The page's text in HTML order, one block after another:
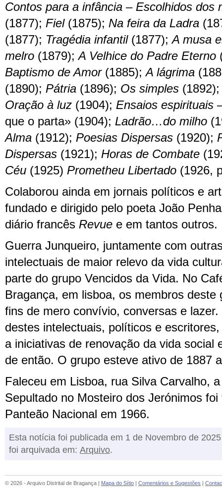
Contos para a infância – Escolhidos dos
(1877); Fiel(1875); Na feira da Ladra
(1877); Tragédia infantil(1877);A musa
melro (1879);A Velhice do Padre Eterno
Baptismo de Amor(1885);A lágrima
(1890); Pátria (1896); Os simples
Oração à luz (1904); Ensaios espirituais
que o parta» (1904); Ladrão…do milho
Alma (1912); Poesias Dispersas (1920);
Dispersas (1921); Horas de Combate
Céu (1925) Prometheu Libertado (1926,
Colaborou ainda em jornais políticos e
fundado e dirigido pelo poeta João
diário francês Revue e em tantos outros.
Guerra Junqueiro, juntamente com
intelectuais de maior relevo da vida
parte do grupo Vencidos da Vida. No
Bragança, em lisboa, os membros deste
fins de mero convívio, conversas e
destes intelectuais, políticos e
a iniciativas de renovação da vida social
de então. O grupo esteve ativo de 1887
Faleceu em Lisboa, rua Silva Carvalho,
Sepultado no Mosteiro dos Jerónimos
Panteão Nacional em 1966.
Esta notícia foi publicada em 1 de Novembro de
foi arquivada em: Arquivo.
© 2026 - Arquivo Distrital de Bragança | Mapa do Sítio | Comentários e Sugestões |